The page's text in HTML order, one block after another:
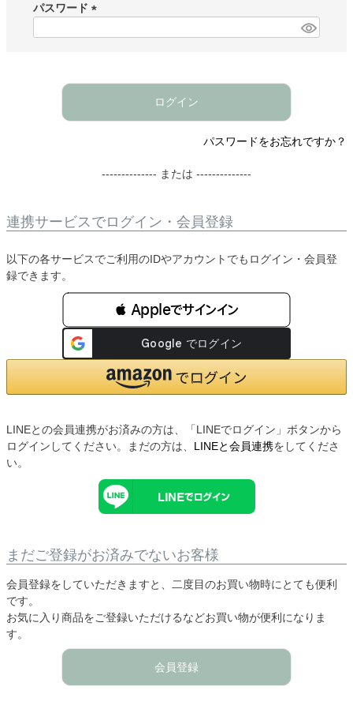
)
パスワード
ログイン
パスワードをお忘れですか？
-------------- または --------------
連携サービスでログイン・会員登録
以下の各サービスでご利用のIDやアカウントでもログイン・会員登
録できます。
 Appleでサインイン
LINEとの会員連携がお済みの方は、「LINEでログイン」ボタンから
ログインしてください。まだの方は、 LINEと会員連携をしてくださ
い。
まだご登録がお済みでないお客様
会員登録をしていただきますと、二度目のお買い物時にとても便利
です。
お気に入り商品をご登録いただけるなどお買い物が便利になりま
す。
会員登録